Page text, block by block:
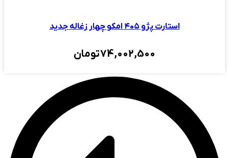
استارت پژو ۴۰۵ امکو چهار زغاله جدید
74,002,500تومان